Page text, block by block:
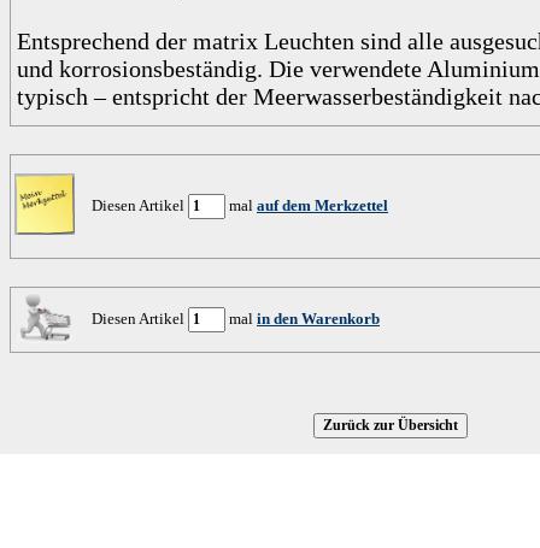
Entsprechend der matrix Leuchten sind alle
und korrosionsbeständig. Die verwendete
typisch – entspricht der Meerwasserbeständigkeit
Diesen Artikel mal auf dem Merkzettel
Diesen Artikel mal in den Warenkorb